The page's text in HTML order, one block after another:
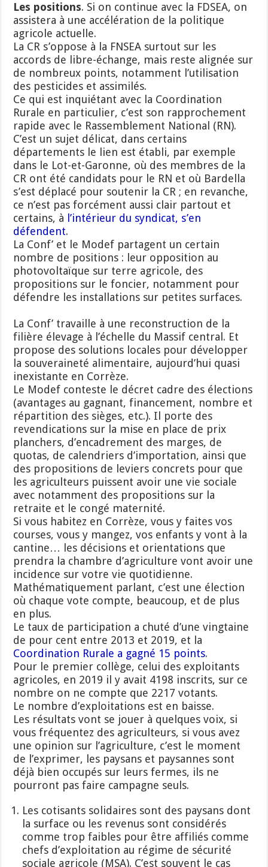
Les positions. Si on continue avec la FDSEA, on
assistera à une accélération de la politique
agricole actuelle.
La CR s’oppose à la FNSEA surtout sur les
accords de libre-échange, mais reste alignée sur
de nombreux points, notamment l’utilisation
des pesticides et assimilés.
Ce qui est inquiétant avec la Coordination
Rurale en particulier, c’est son rapprochement
rapide avec le Rassemblement National (RN).
C’est un sujet délicat, dans certains
départements le lien est établi, par exemple
dans le Lot-et-Garonne, où des membres de la
CR ont été candidats pour le RN et où Bardella
s’est déplacé pour soutenir la CR ; en revanche,
ce n’est pas forcément aussi clair partout et
certains, à l’intérieur du syndicat, s’en
défendent.
La Conf’ et le Modef partagent un certain
nombre de positions : leur opposition au
photovoltaïque sur terre agricole, des
propositions sur le foncier, notamment pour
défendre les installations sur petites surfaces.
La Conf’ travaille à une reconstruction de la
filière élevage à l’échelle du Massif central. Et
propose des solutions locales pour développer
la souveraineté alimentaire, aujourd’hui quasi
inexistante en Corrèze.
Le Modef conteste le décret cadre des élections
(avantages au gagnant, financement, nombre et
répartition des sièges, etc.). Il porte des
revendications sur la mise en place de prix
planchers, d’encadrement des marges, de
quotas, de calendriers d’importation, ainsi que
des propositions de leviers concrets pour que
les agriculteurs puissent avoir une vie sociale
avec notamment des propositions sur la
retraite et le congé maternité.
Si vous habitez en Corrèze, vous y faites vos
courses, vous y mangez, vos enfants y vont à la
cantine… les décisions et orientations que
prendra la chambre d’agriculture vont avoir une
incidence sur votre vie quotidienne.
Mathématiquement parlant, c’est une élection
où chaque vote compte, beaucoup, et de plus
en plus.
Le taux de participation a chuté d’une vingtaine
de pour cent entre 2013 et 2019, et la
Coordination Rurale a gagné 15 points.
Pour le premier collège, celui des exploitants
agricoles, en 2019 il y avait 4198 inscrits, sur ce
nombre on ne compte que 2217 votants.
Le nombre d’exploitations est en baisse.
Les résultats vont se jouer à quelques voix, si
vous fréquentez des agriculteurs, si vous avez
une opinion sur l’agriculture, c’est le moment
de l’exprimer, les paysans et paysannes sont
déjà bien occupés sur leurs fermes, ils ne
pourront pas faire campagne seuls.
Les cotisants solidaires sont des paysans dont
la surface ou les revenus sont considérés
comme trop faibles pour être affiliés comme
chefs d’exploitation au régime de sécurité
sociale agricole (MSA). C’est souvent le cas